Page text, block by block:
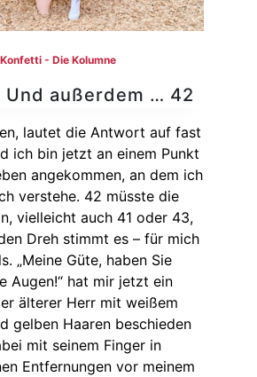
Konfetti - Die Kolumne
Und außerdem … 42
lautet die Antwort auf fast
ich bin jetzt an einem Punkt
angekommen, an dem ich
verstehe. 42 müsste die
vielleicht auch 41 oder 43,
Dreh stimmt es – für mich
„Meine Güte, haben Sie
Augen!“ hat mir jetzt ein
älterer Herr mit weißem
gelben Haaren beschieden
mit seinem Finger in
Entfernungen vor meinem